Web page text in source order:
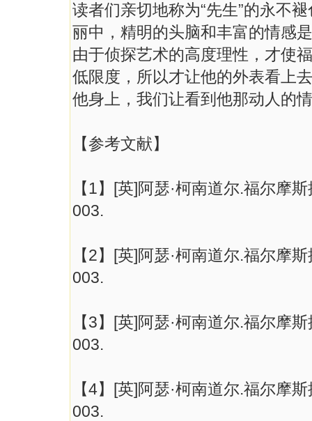
读者们亲切地称为“先生”的永不
丽中，精明的头脑和丰富的情感
由于侦探艺术的高度理性，才使
低限度，所以才让他的外表看上
他身上，我们让看到他那动人
【参考文献】
【1】[英]阿瑟·柯南道尔.福尔摩
003.
【2】[英]阿瑟·柯南道尔.福尔摩
003.
【3】[英]阿瑟·柯南道尔.福尔摩
003.
【4】[英]阿瑟·柯南道尔.福尔摩
003.